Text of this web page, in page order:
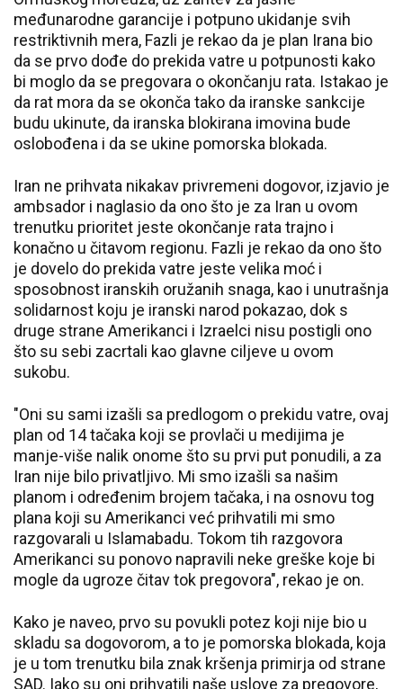
međunarodne garancije i potpuno ukidanje svih
restriktivnih mera, Fazli je rekao da je plan Irana bio
da se prvo dođe do prekida vatre u potpunosti kako
bi moglo da se pregovara o okončanju rata. Istakao je
da rat mora da se okonča tako da iranske sankcije
budu ukinute, da iranska blokirana imovina bude
oslobođena i da se ukine pomorska blokada.
Iran ne prihvata nikakav privremeni dogovor, izjavio je
ambsador i naglasio da ono što je za Iran u ovom
trenutku prioritet jeste okončanje rata trajno i
konačno u čitavom regionu. Fazli je rekao da ono što
je dovelo do prekida vatre jeste velika moć i
sposobnost iranskih oružanih snaga, kao i unutrašnja
solidarnost koju je iranski narod pokazao, dok s
druge strane Amerikanci i Izraelci nisu postigli ono
što su sebi zacrtali kao glavne ciljeve u ovom
sukobu.
"Oni su sami izašli sa predlogom o prekidu vatre, ovaj
plan od 14 tačaka koji se provlači u medijima je
manje-više nalik onome što su prvi put ponudili, a za
Iran nije bilo privatljivo. Mi smo izašli sa našim
planom i određenim brojem tačaka, i na osnovu tog
plana koji su Amerikanci već prihvatili mi smo
razgovarali u Islamabadu. Tokom tih razgovora
Amerikanci su ponovo napravili neke greške koje bi
mogle da ugroze čitav tok pregovora", rekao je on.
Kako je naveo, prvo su povukli potez koji nije bio u
skladu sa dogovorom, a to je pomorska blokada, koja
je u tom trenutku bila znak kršenja primirja od strane
SAD. Iako su oni prihvatili naše uslove za pregovore,